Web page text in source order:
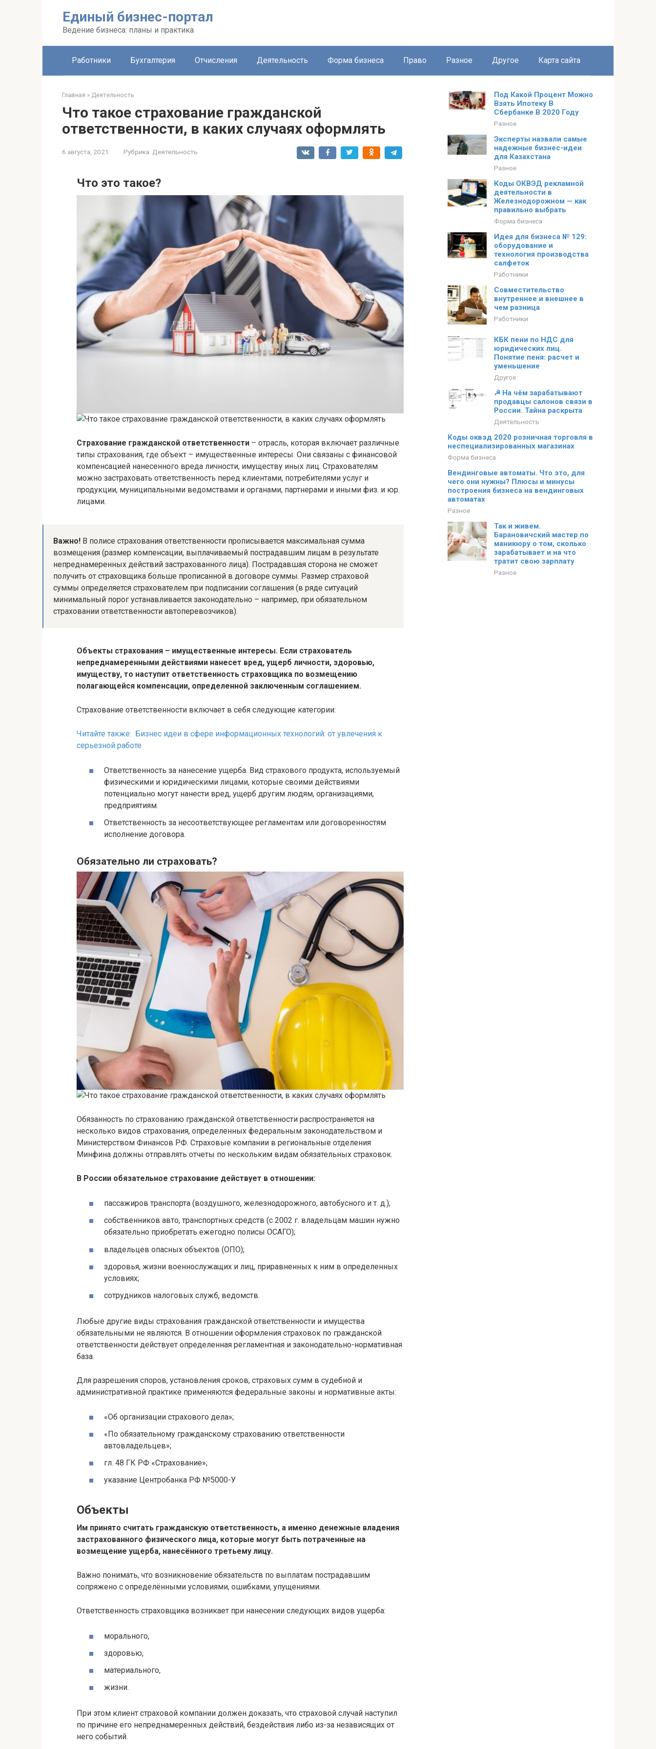
Единый бизнес-портал
Ведение бизнеса: планы и практика
Работники Бухгалтерия Отчисления Деятельность Форма бизнеса Право Разное Другое Карта сайта
Главная » Деятельность
Что такое страхование гражданской
ответственности, в каких случаях оформлять
6 августа, 2021 Рубрика: Деятельность
Что это такое?
Страхование гражданской ответственности – отрасль, которая включает различные
типы страхования, где объект – имущественные интересы. Они связаны с финансовой
компенсацией нанесенного вреда личности, имуществу иных лиц. Страхователям
можно застраховать ответственность перед клиентами, потребителями услуг и
продукции, муниципальными ведомствами и органами, партнерами и иными физ. и юр.
лицами.
Важно! В полисе страхования ответственности прописывается максимальная сумма
возмещения (размер компенсации, выплачиваемый пострадавшим лицам в результате
непреднамеренных действий застрахованного лица). Пострадавшая сторона не сможет
получить от страховщика больше прописанной в договоре суммы. Размер страховой
суммы определяется страхователем при подписании соглашения (в ряде ситуаций
минимальный порог устанавливается законодательно – например, при обязательном
страховании ответственности автоперевозчиков).
Объекты страхования – имущественные интересы. Если страхователь
непреднамеренными действиями нанесет вред, ущерб личности, здоровью,
имуществу, то наступит ответственность страховщика по возмещению
полагающейся компенсации, определенной заключенным соглашением.
Страхование ответственности включает в себя следующие категории:
Читайте также: Бизнес идеи в сфере информационных технологий: от увлечения к
серьезной работе
Ответственность за нанесение ущерба. Вид страхового продукта, используемый
физическими и юридическими лицами, которые своими действиями
потенциально могут нанести вред, ущерб другим людям, организациями,
предприятиям.
Ответственность за несоответствующее регламентам или договоренностям
исполнение договора.
Обязательно ли страховать?
Обязанность по страхованию гражданской ответственности распространяется на
несколько видов страхования, определенных федеральным законодательством и
Министерством Финансов РФ. Страховые компании в региональные отделения
Минфина должны отправлять отчеты по нескольким видам обязательных страховок.
В России обязательное страхование действует в отношении:
пассажиров транспорта (воздушного, железнодорожного, автобусного и т. д.);
собственников авто, транспортных средств (с 2002 г. владельцам машин нужно
обязательно приобретать ежегодно полисы ОСАГО);
владельцев опасных объектов (ОПО);
здоровья, жизни военнослужащих и лиц, приравненных к ним в определенных
условиях;
сотрудников налоговых служб, ведомств.
Любые другие виды страхования гражданской ответственности и имущества
обязательными не являются. В отношении оформления страховок по гражданской
ответственности действует определенная регламентная и законодательно-нормативная
база.
Для разрешения споров, установления сроков, страховых сумм в судебной и
административной практике применяются федеральные законы и нормативные акты:
«Об организации страхового дела»;
«По обязательному гражданскому страхованию ответственности
автовладельцев»;
гл. 48 ГК РФ «Страхование»;
указание Центробанка РФ №5000-У
Объекты
Им принято считать гражданскую ответственность, а именно денежные владения
застрахованного физического лица, которые могут быть потраченные на
возмещение ущерба, нанесённого третьему лицу.
Важно понимать, что возникновение обязательств по выплатам пострадавшим
сопряжено с определёнными условиями, ошибками, упущениями.
Ответственность страховщика возникает при нанесении следующих видов ущерба:
морального,
здоровью,
материального,
жизни.
При этом клиент страховой компании должен доказать, что страховой случай наступил
по причине его непреднамеренных действий, бездействия либо из-за независящих от
него событий.
Под Какой Процент Можно
Взять Ипотеку В
Сбербанке В 2020 Году
Разное
Эксперты назвали самые
надежные бизнес-идеи
для Казахстана
Разное
Коды ОКВЭД рекламной
деятельности в
Железнодорожном — как
правильно выбрать
Форма бизнеса
Идея для бизнеса № 129:
оборудование и
технология производства
салфеток
Работники
Совместительство
внутреннее и внешнее в
чем разница
Работники
КБК пени по НДС для
юридических лиц.
Понятие пеня: расчет и
уменьшение
Другое
☭ На чём зарабатывают
продавцы салонов связи в
России. Тайна раскрыта
Деятельность
Коды оквэд 2020 розничная торговля в
неспециализированных магазинах
Форма бизнеса
Вендинговые автоматы. Что это, для
чего они нужны? Плюсы и минусы
построения бизнеса на вендинговых
автоматах
Разное
Так и живем.
Барановичский мастер по
маникюру о том, сколько
зарабатывает и на что
тратит свою зарплату
Разное